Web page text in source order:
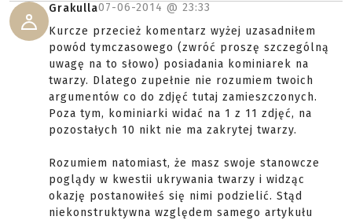
Grakulla07-06-2014 @ 23:33
Kurcze przecież komentarz wyżej uzasadniłem
powód tymczasowego (zwróć proszę szczególną
uwagę na to słowo) posiadania kominiarek na
twarzy. Dlatego zupełnie nie rozumiem twoich
argumentów co do zdjęć tutaj zamieszczonych.
Poza tym, kominiarki widać na 1 z 11 zdjęć, na
pozostałych 10 nikt nie ma zakrytej twarzy.
Rozumiem natomiast, że masz swoje stanowcze
poglądy w kwestii ukrywania twarzy i widząc
okazję postanowiłeś się nimi podzielić. Stąd
niekonstruktywna względem samego artykułu